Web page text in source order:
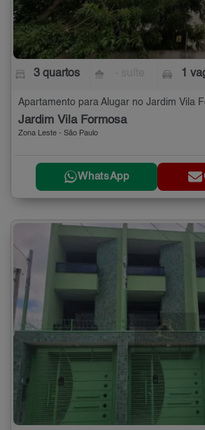
3 quartos 1
Jardim Vila Formosa
Zona Leste - São Paulo
WhatsApp